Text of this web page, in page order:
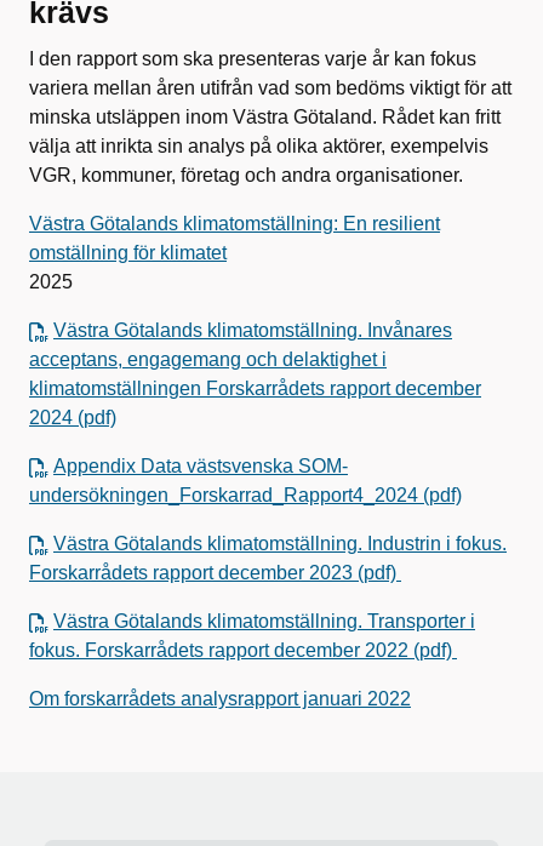
krävs
I den rapport som ska presenteras varje år kan fokus
variera mellan åren utifrån vad som bedöms viktigt för att
minska utsläppen inom Västra Götaland. Rådet kan fritt
välja att inrikta sin analys på olika aktörer, exempelvis
VGR, kommuner, företag och andra organisationer.
Västra Götalands klimatomställning: En resilient
omställning för klimatet
2025
Västra Götalands klimatomställning. Invånares
acceptans, engagemang och delaktighet i
klimatomställningen Forskarrådets rapport december
2024 (pdf)
Appendix Data västsvenska SOM-
undersökningen_Forskarrad_Rapport4_2024 (pdf)
Västra Götalands klimatomställning. Industrin i fokus.
Forskarrådets rapport december 2023 (pdf)
Västra Götalands klimatomställning. Transporter i
fokus. Forskarrådets rapport december 2022 (pdf)
Om forskarrådets analysrapport januari 2022